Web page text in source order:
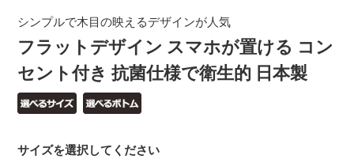
フラットデザイン スマホが置ける コン
セント付き 抗菌仕様で衛生的 日本製
シンプルで木目の映えるデザインが人気
サイズを選択してください